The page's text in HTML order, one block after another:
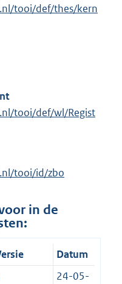
tooi/def/thes/kern
tooi/def/wl/Regist
tooi/id/zbo
in de
Datum
24-05-